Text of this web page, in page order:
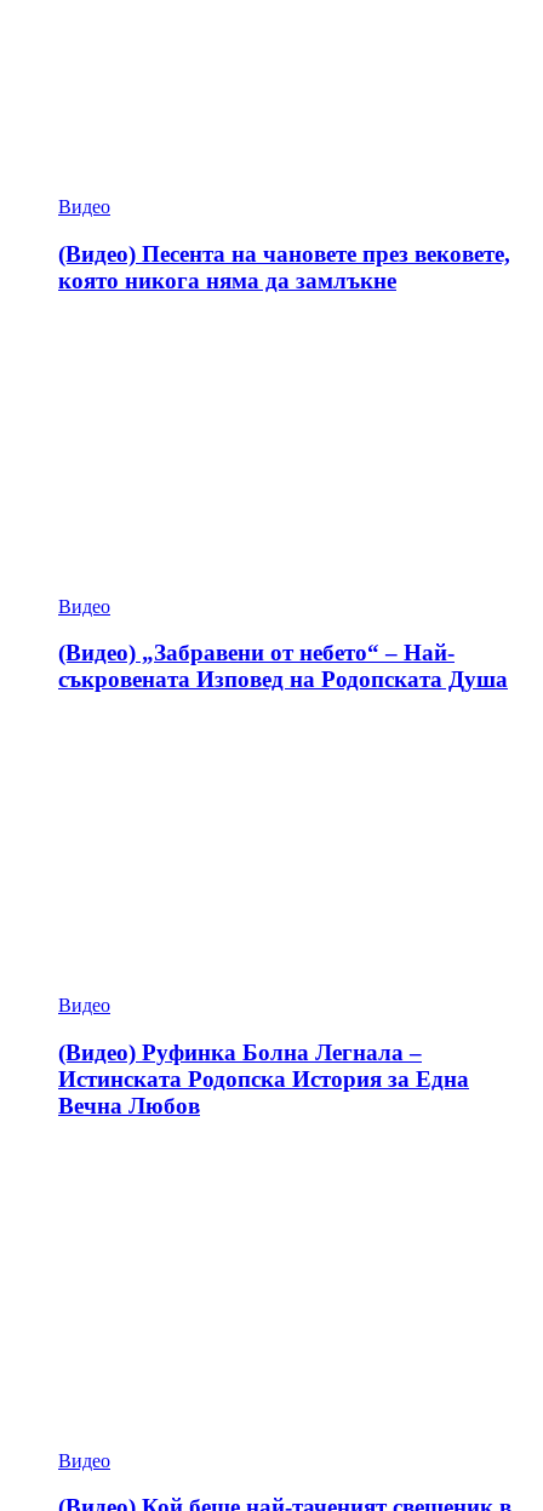
Видео
(Видео) Песента на чановете през вековете,
която никога няма да замлъкне
Видео
(Видео) „Забравени от небето“ – Най-
съкровената Изповед на Родопската Душа
Видео
(Видео) Руфинка Болна Легнала –
Истинската Родопска История за Една
Вечна Любов
Видео